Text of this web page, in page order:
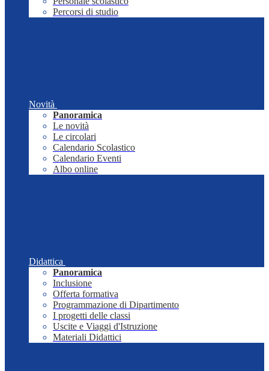
Percorsi di studio
Novità
Panoramica
Le novità
Le circolari
Calendario Scolastico
Calendario Eventi
Albo online
Didattica
Panoramica
Inclusione
Offerta formativa
Programmazione di Dipartimento
I progetti delle classi
Uscite e Viaggi d'Istruzione
Materiali Didattici